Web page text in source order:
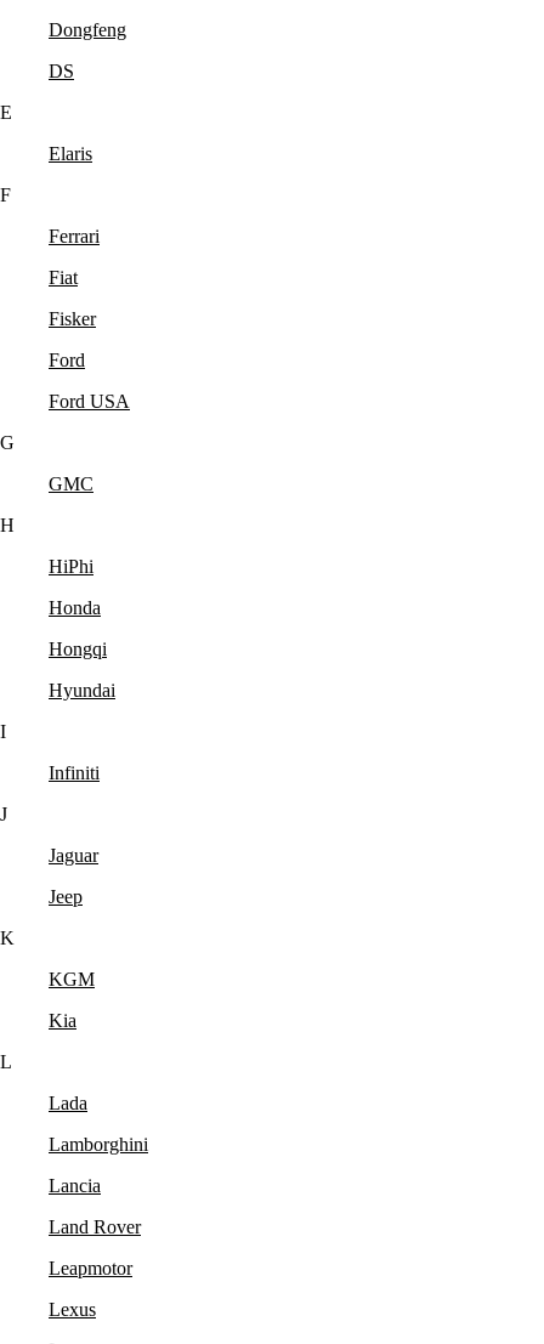
Dongfeng
DS
E
Elaris
F
Ferrari
Fiat
Fisker
Ford
Ford USA
G
GMC
H
HiPhi
Honda
Hongqi
Hyundai
I
Infiniti
J
Jaguar
Jeep
K
KGM
Kia
L
Lada
Lamborghini
Lancia
Land Rover
Leapmotor
Lexus